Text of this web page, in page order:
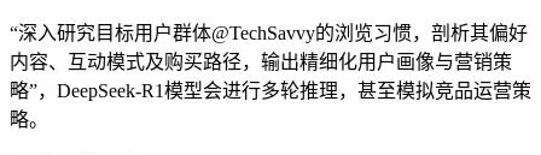
“深入研究目标用户群体@TechSavvy的浏览习惯，剖析其偏好
内容、互动模式及购买路径，输出精细化用户画像与营销策
略”，DeepSeek-R1模型会进行多轮推理，甚至模拟竞品运营策
略。